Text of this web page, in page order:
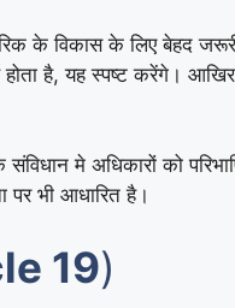
के विकास के लिए बेहद
होता है, यह स्पष्ट करेंगे। आखिर
मे अधिकारों को
पर भी आधारित है।
19)